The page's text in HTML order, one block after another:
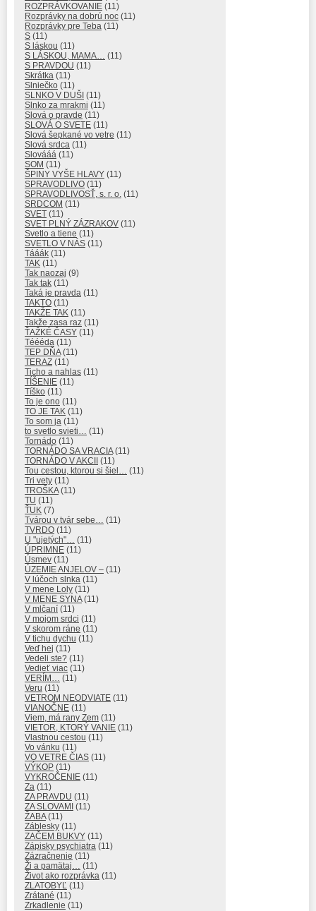
ROZPRÁVKOVANIE (11)
Rozprávky na dobrú noc (11)
Rozprávky pre Teba (11)
S (11)
S láskou (11)
S LÁSKOU, MAMA… (11)
S PRAVDOU (11)
Skrátka (11)
Slniečko (11)
SLNKO V DUŠI (11)
Slnko za mrakmi (11)
Slová o pravde (11)
SLOVÁ O SVETE (11)
Slová šepkané vo vetre (11)
Slová srdca (11)
Slovááá (11)
SOM (11)
ŠPINY VYŠE HLAVY (11)
SPRAVODLIVO (11)
SPRAVODLIVOSŤ, s. r. o. (11)
SRDCOM (11)
SVET (11)
SVET PLNÝ ZÁZRAKOV (11)
Svetlo a tiene (11)
SVETLO V NÁS (11)
Tááák (11)
TAK (11)
Tak naozaj (9)
Tak tak (11)
Taká je pravda (11)
TAKTO (11)
TAKŽE TAK (11)
Takže zasa raz (11)
ŤAŽKÉ ČASY (11)
Téééda (11)
TEP DŇA(11)
TERAZ (11)
Ticho a nahlas (11)
TÍŠENIE (11)
Tíško (11)
To je ono (11)
TO JE TAK (11)
To som ja (11)
to svetlo svieti… (11)
Tornádo (11)
TORNÁDO SA VRACIA(11)
TORNÁDO V AKCII (11)
Tou cestou, ktorou si šiel… (11)
Tri vety (11)
TROŠKA(11)
TU (11)
ŤUK (7)
Tvárou v tvár sebe… (11)
TVRDO (11)
U "ujetých"… (11)
ÚPRIMNE (11)
Úsmev (11)
ÚZEMIE ANJELOV – (11)
V lúčoch slnka (11)
V mene Loly (11)
V MENE SYNA(11)
V mlčaní (11)
V mojom srdci (11)
V skorom ráne (11)
V tichu dychu (11)
Veď hej (11)
Vedeli ste? (11)
Vedieť viac (11)
VERÍM… (11)
Veru (11)
VETROM NEODVIATE (11)
VIANOČNE (11)
Viem, má rany Zem (11)
VIETOR, KTORÝ VANIE (11)
Vlastnou cestou (11)
Vo vánku (11)
VO VETRE ČIAS (11)
VÝKOP (11)
VYKROČENIE (11)
Za (11)
ZA PRAVDU (11)
ZA SLOVAMI (11)
ŽABA(11)
Záblesky (11)
ZAČEM BUKVY (11)
Zápisky psychiatra (11)
Zázračnenie (11)
Ži a pamätaj… (11)
Život ako rozprávka (11)
ZLATOBYĽ (11)
Zrátané (11)
Zrkadlenie (11)